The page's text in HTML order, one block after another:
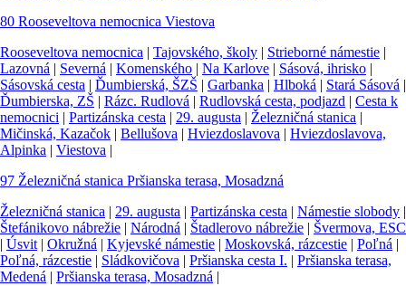
80 Rooseveltova nemocnica Viestova
Rooseveltova nemocnica | Tajovského, školy | Strieborné námestie |
Lazovná | Severná | Komenského | Na Karlove | Sásová, ihrisko |
Sásovská cesta | Ďumbierská, ŠZŠ | Garbanka | Hlboká | Stará Sásová |
Ďumbierska, ZŠ | Rázc. Rudlová | Rudlovská cesta, podjazd | Cesta k
nemocnici | Partizánska cesta | 29. augusta | Železničná stanica |
Mičinská, Kazačok | Bellušova | Hviezdoslavova | Hviezdoslavova,
Alpinka | Viestova |
97 Železničná stanica Pršianska terasa, Mosadzná
Železničná stanica | 29. augusta | Partizánska cesta | Námestie slobody |
Štefánikovo nábrežie | Národná | Štadlerovo nábrežie | Švermova, ESC
| Úsvit | Okružná | Kyjevské námestie | Moskovská, rázcestie | Poľná |
Poľná, rázcestie | Sládkovičova | Pršianska cesta I. | Pršianska terasa,
Medená | Pršianska terasa, Mosadzná |